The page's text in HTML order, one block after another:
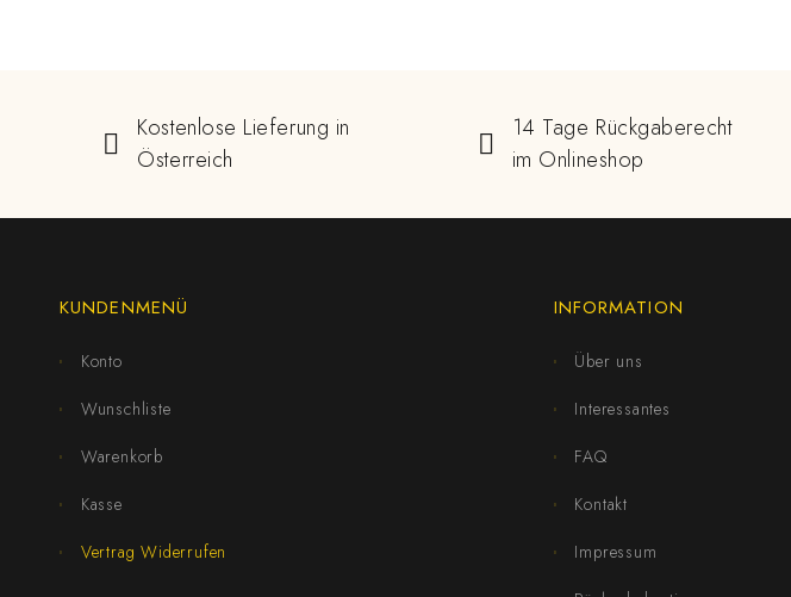
Kostenlose Lieferung in
Österreich
14 Tage Rückgaberecht
im Onlineshop
KUNDENMENÜ
Konto
Wunschliste
Warenkorb
Kasse
Vertrag Widerrufen
INFORMATION
Über uns
Interessantes
FAQ
Kontakt
Impressum